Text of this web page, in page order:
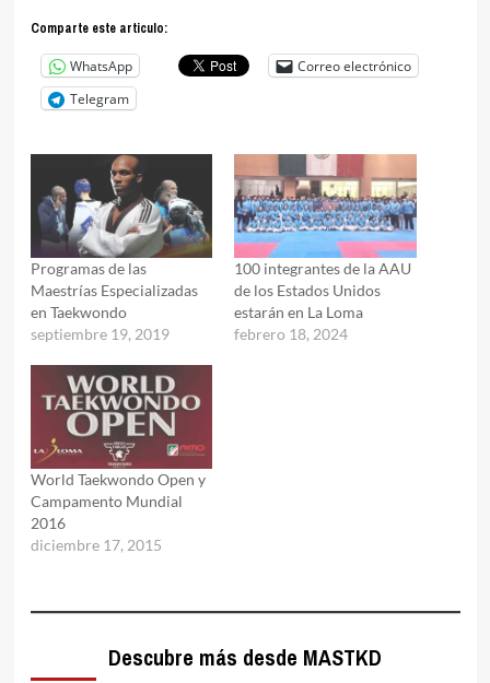
Comparte este articulo:
WhatsApp
Correo electrónico
Telegram
Programas de las
Maestrías Especializadas
en Taekwondo
septiembre 19, 2019
100 integrantes de la AAU
de los Estados Unidos
estarán en La Loma
febrero 18, 2024
World Taekwondo Open y
Campamento Mundial
2016
diciembre 17, 2015
Descubre más desde MASTKD